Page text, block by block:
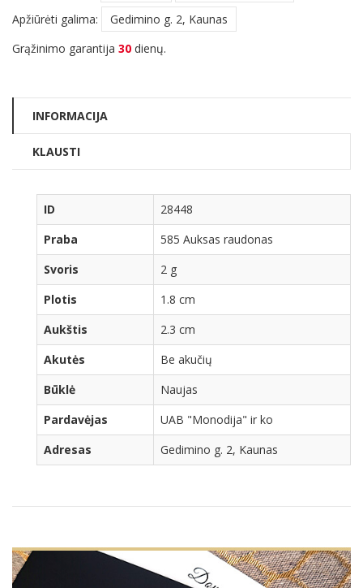
Apžiūrėti galima:
Gedimino g. 2, Kaunas
Grąžinimo garantija 30 dienų.
INFORMACIJA
KLAUSTI
ID
28448
Praba
585 Auksas raudonas
Svoris
2 g
Plotis
1.8 cm
Aukštis
2.3 cm
Akutės
Be akučių
Būklė
Naujas
Pardavėjas
UAB "Monodija" ir ko
Adresas
Gedimino g. 2, Kaunas